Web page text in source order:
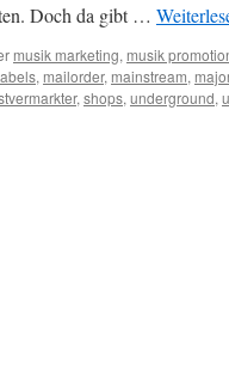
Doch da gibt …
musik marketing, musik
, mailorder, mainstream,
, shops, underground,